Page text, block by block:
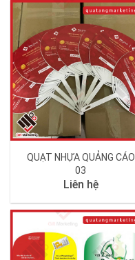
QUẠT NHỰA QUẢNG CÁO
03
Liên hệ